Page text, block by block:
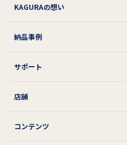
KAGURAの想い
納品事例
サポート
店舗
コンテンツ